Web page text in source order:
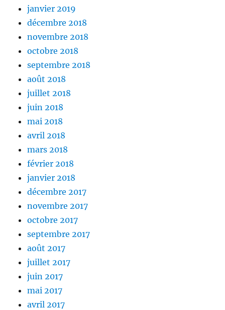
janvier 2019
décembre 2018
novembre 2018
octobre 2018
septembre 2018
août 2018
juillet 2018
juin 2018
mai 2018
avril 2018
mars 2018
février 2018
janvier 2018
décembre 2017
novembre 2017
octobre 2017
septembre 2017
août 2017
juillet 2017
juin 2017
mai 2017
avril 2017